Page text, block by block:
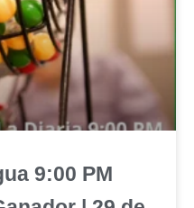
9:00 PM